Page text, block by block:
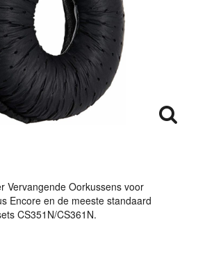
Vervangende Oorkussens voor
Encore en de meeste standaard
CS351N/CS361N.